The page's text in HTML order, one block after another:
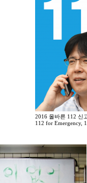
2016 올바른 112 신
112 for Emergency,